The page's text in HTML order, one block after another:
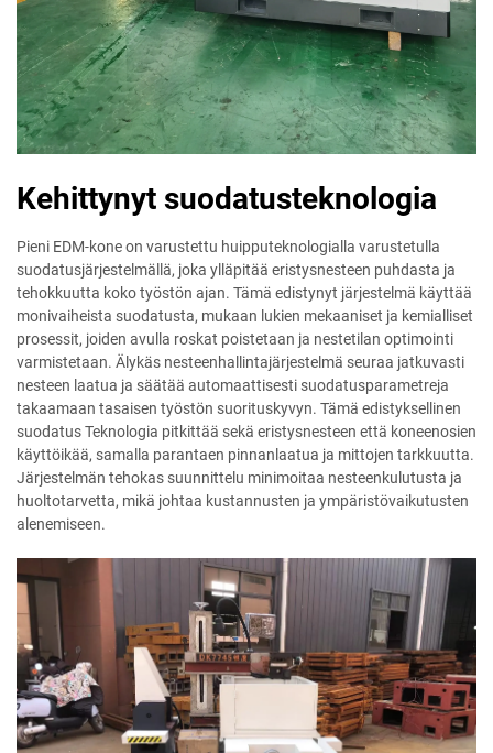
Kehittynyt suodatusteknologia
Pieni EDM-kone on varustettu huipputeknologialla varustetulla
suodatusjärjestelmällä, joka ylläpitää eristysnesteen puhdasta ja
tehokkuutta koko työstön ajan. Tämä edistynyt järjestelmä käyttää
monivaiheista suodatusta, mukaan lukien mekaaniset ja kemialliset
prosessit, joiden avulla roskat poistetaan ja nestetilan optimointi
varmistetaan. Älykäs nesteenhallintajärjestelmä seuraa jatkuvasti
nesteen laatua ja säätää automaattisesti suodatusparametreja
takaamaan tasaisen työstön suorituskyvyn. Tämä edistyksellinen
suodatus Teknologia pitkittää sekä eristysnesteen että koneenosien
käyttöikää, samalla parantaen pinnanlaatua ja mittojen tarkkuutta.
Järjestelmän tehokas suunnittelu minimoitaa nesteenkulutusta ja
huoltotarvetta, mikä johtaa kustannusten ja ympäristövaikutusten
alenemiseen.